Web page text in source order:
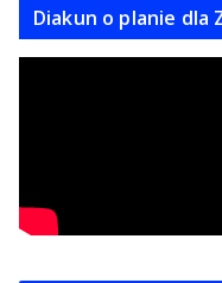
Diakun o planie dla